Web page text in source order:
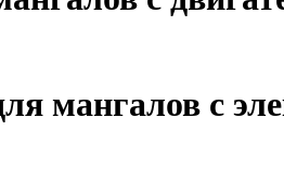
для мангалов